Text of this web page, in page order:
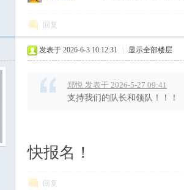
回复
发表于 2026-6-3 10:12:31 显示全部楼层
郑悦 发表于 2026-5-27 09:41
支持我们的队长和领队！！！
快报名！
回复